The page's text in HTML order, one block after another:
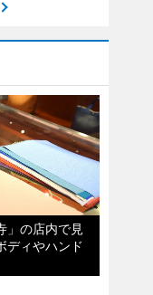
」の店内で見
ディやハンド